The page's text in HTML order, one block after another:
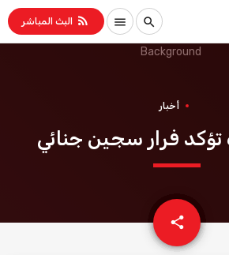
search
menu
rss_feed البث المباشر
أخبار
تؤكد فرار سجين جنائي
share
email